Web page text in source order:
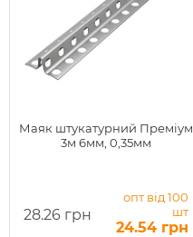
Маяк штукатурний Преміум
3м 6мм, 0,35мм
28.26 грн
опт від 100
шт
24.54 грн